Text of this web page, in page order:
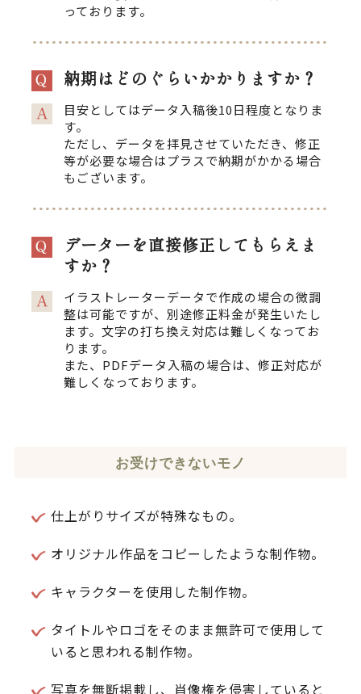
っております。
納期はどのぐらいかかりますか？
目安としてはデータ入稿後10日程度となりま
す。
ただし、データを拝見させていただき、修正
等が必要な場合はプラスで納期がかかる場合
もございます。
データーを直接修正してもらえま
すか？
イラストレーターデータで作成の場合の微調
整は可能ですが、別途修正料金が発生いたし
ます。文字の打ち換え対応は難しくなってお
ります。
また、PDFデータ入稿の場合は、修正対応が
難しくなっております。
お受けできないモノ
仕上がりサイズが特殊なもの。
オリジナル作品をコピーしたような制作物。
キャラクターを使用した制作物。
タイトルやロゴをそのまま無許可で使用して
いると思われる制作物。
写真を無断掲載し、肖像権を侵害していると